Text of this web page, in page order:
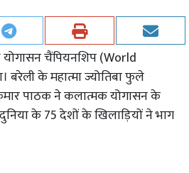
योगासन चैंपियनशिप (World
बरेली के महात्मा ज्योतिबा फुले
कुमार पाठक ने कलात्मक योगासन के
के 75 देशों के खिलाड़ियों ने भाग